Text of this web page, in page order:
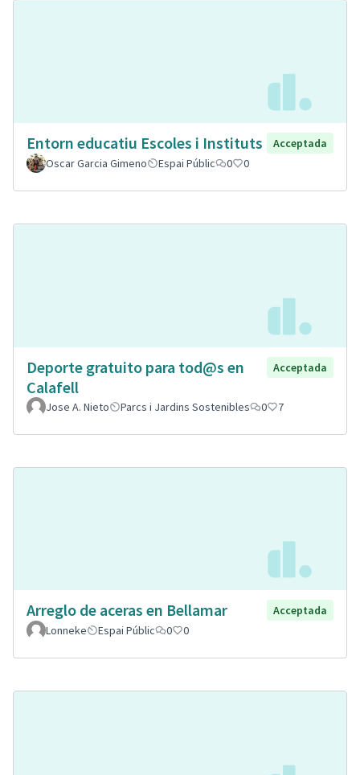
Entorn educatiu Escoles i Instituts
Acceptada
Oscar Garcia Gimeno
Espai Públic 0 0
Deporte gratuito para tod@s en
Calafell
Acceptada
Jose A. Nieto Parcs i Jardins Sostenibles 0 7
Arreglo de aceras en Bellamar
Acceptada
Lonneke
Espai Públic 0 0